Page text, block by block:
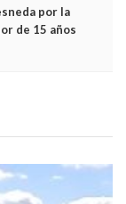
por la
de 15 años